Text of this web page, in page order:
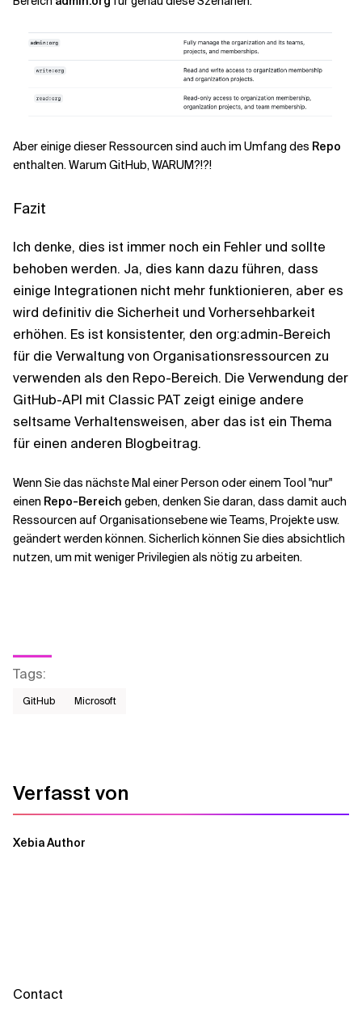
Aber einige dieser Ressourcen sind auch im Umfang des Repo
enthalten. Warum GitHub, WARUM?!?!
Fazit
Ich denke, dies ist immer noch ein Fehler und sollte
behoben werden. Ja, dies kann dazu führen, dass
einige Integrationen nicht mehr funktionieren, aber es
wird definitiv die Sicherheit und Vorhersehbarkeit
erhöhen. Es ist konsistenter, den org:admin-Bereich
für die Verwaltung von Organisationsressourcen zu
verwenden als den Repo-Bereich. Die Verwendung der
GitHub-API mit Classic PAT zeigt einige andere
seltsame Verhaltensweisen, aber das ist ein Thema
für einen anderen Blogbeitrag.
Wenn Sie das nächste Mal einer Person oder einem Tool "nur"
einen Repo-Bereich geben, denken Sie daran, dass damit auch
Ressourcen auf Organisationsebene wie Teams, Projekte usw.
geändert werden können. Sicherlich können Sie dies absichtlich
nutzen, um mit weniger Privilegien als nötig zu arbeiten.
Tags:
GitHub Microsoft
Verfasst von
Xebia Author
Contact